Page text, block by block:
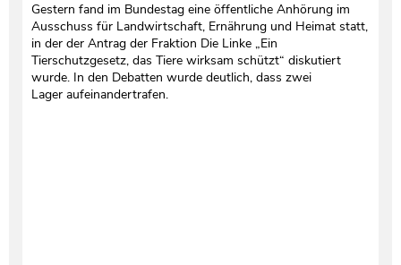
Gestern fand im Bundestag eine öffentliche Anhörung im
Ausschuss für Landwirtschaft, Ernährung und Heimat statt,
in der der Antrag der Fraktion Die Linke „Ein
Tierschutzgesetz, das Tiere wirksam schützt“ diskutiert
wurde. In den Debatten wurde deutlich, dass zwei
Lager aufeinandertrafen.